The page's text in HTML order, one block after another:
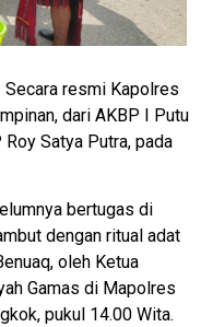
Secara resmi Kapolres
dari AKBP I Putu
Satya Putra, pada
bertugas di
dengan ritual adat
oleh Ketua
Gamas di Mapolres
pukul 14.00 Wita.